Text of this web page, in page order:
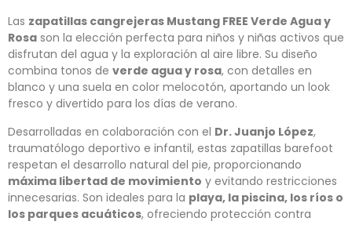
Las zapatillas cangrejeras Mustang FREE Verde Agua y
Rosa son la elección perfecta para niños y niñas activos que
disfrutan del agua y la exploración al aire libre. Su diseño
combina tonos de verde agua y rosa, con detalles en
blanco y una suela en color melocotón, aportando un look
fresco y divertido para los días de verano.
Desarrolladas en colaboración con el Dr. Juanjo López,
traumatólogo deportivo e infantil, estas zapatillas barefoot
respetan el desarrollo natural del pie, proporcionando
máxima libertad de movimiento y evitando restricciones
innecesarias. Son ideales para la playa, la piscina, los ríos o
los parques acuáticos, ofreciendo protección contra